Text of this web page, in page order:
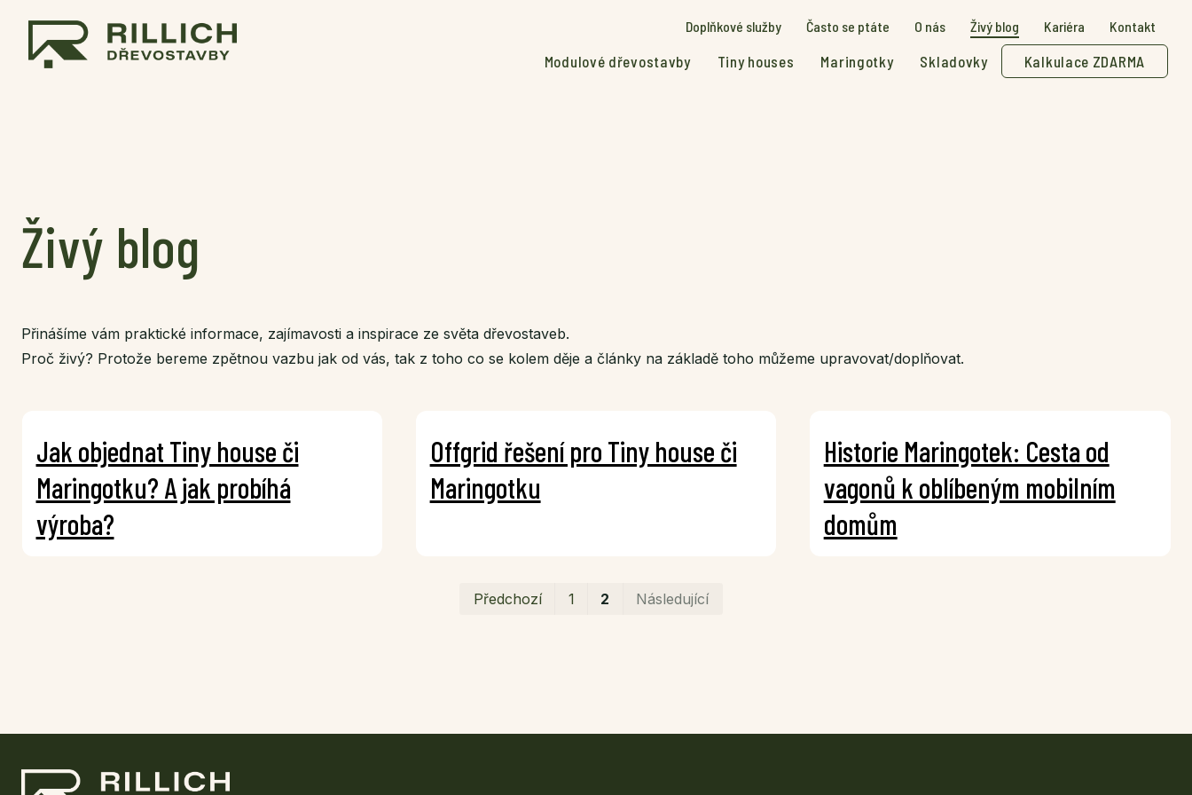
Modulové dřevostavby Tiny houses Maringotky Skladovky Kalkulace ZDARMA
Doplňkové služby Často se ptáte O nás Živý blog Kariéra Kontakt
Živý blog
Přinášíme vám praktické informace, zajímavosti a inspirace ze světa dřevostaveb.
Proč živý? Protože bereme zpětnou vazbu jak od vás, tak z toho co se kolem děje a články na základě toho můžeme upravovat/doplňovat.
Jak objednat Tiny house či
Maringotku? A jak probíhá
výroba?
Offgrid řešení pro Tiny house či
Maringotku
Historie Maringotek: Cesta od
vagonů k oblíbeným mobilním
domům
Předchozí 1 2 Následující